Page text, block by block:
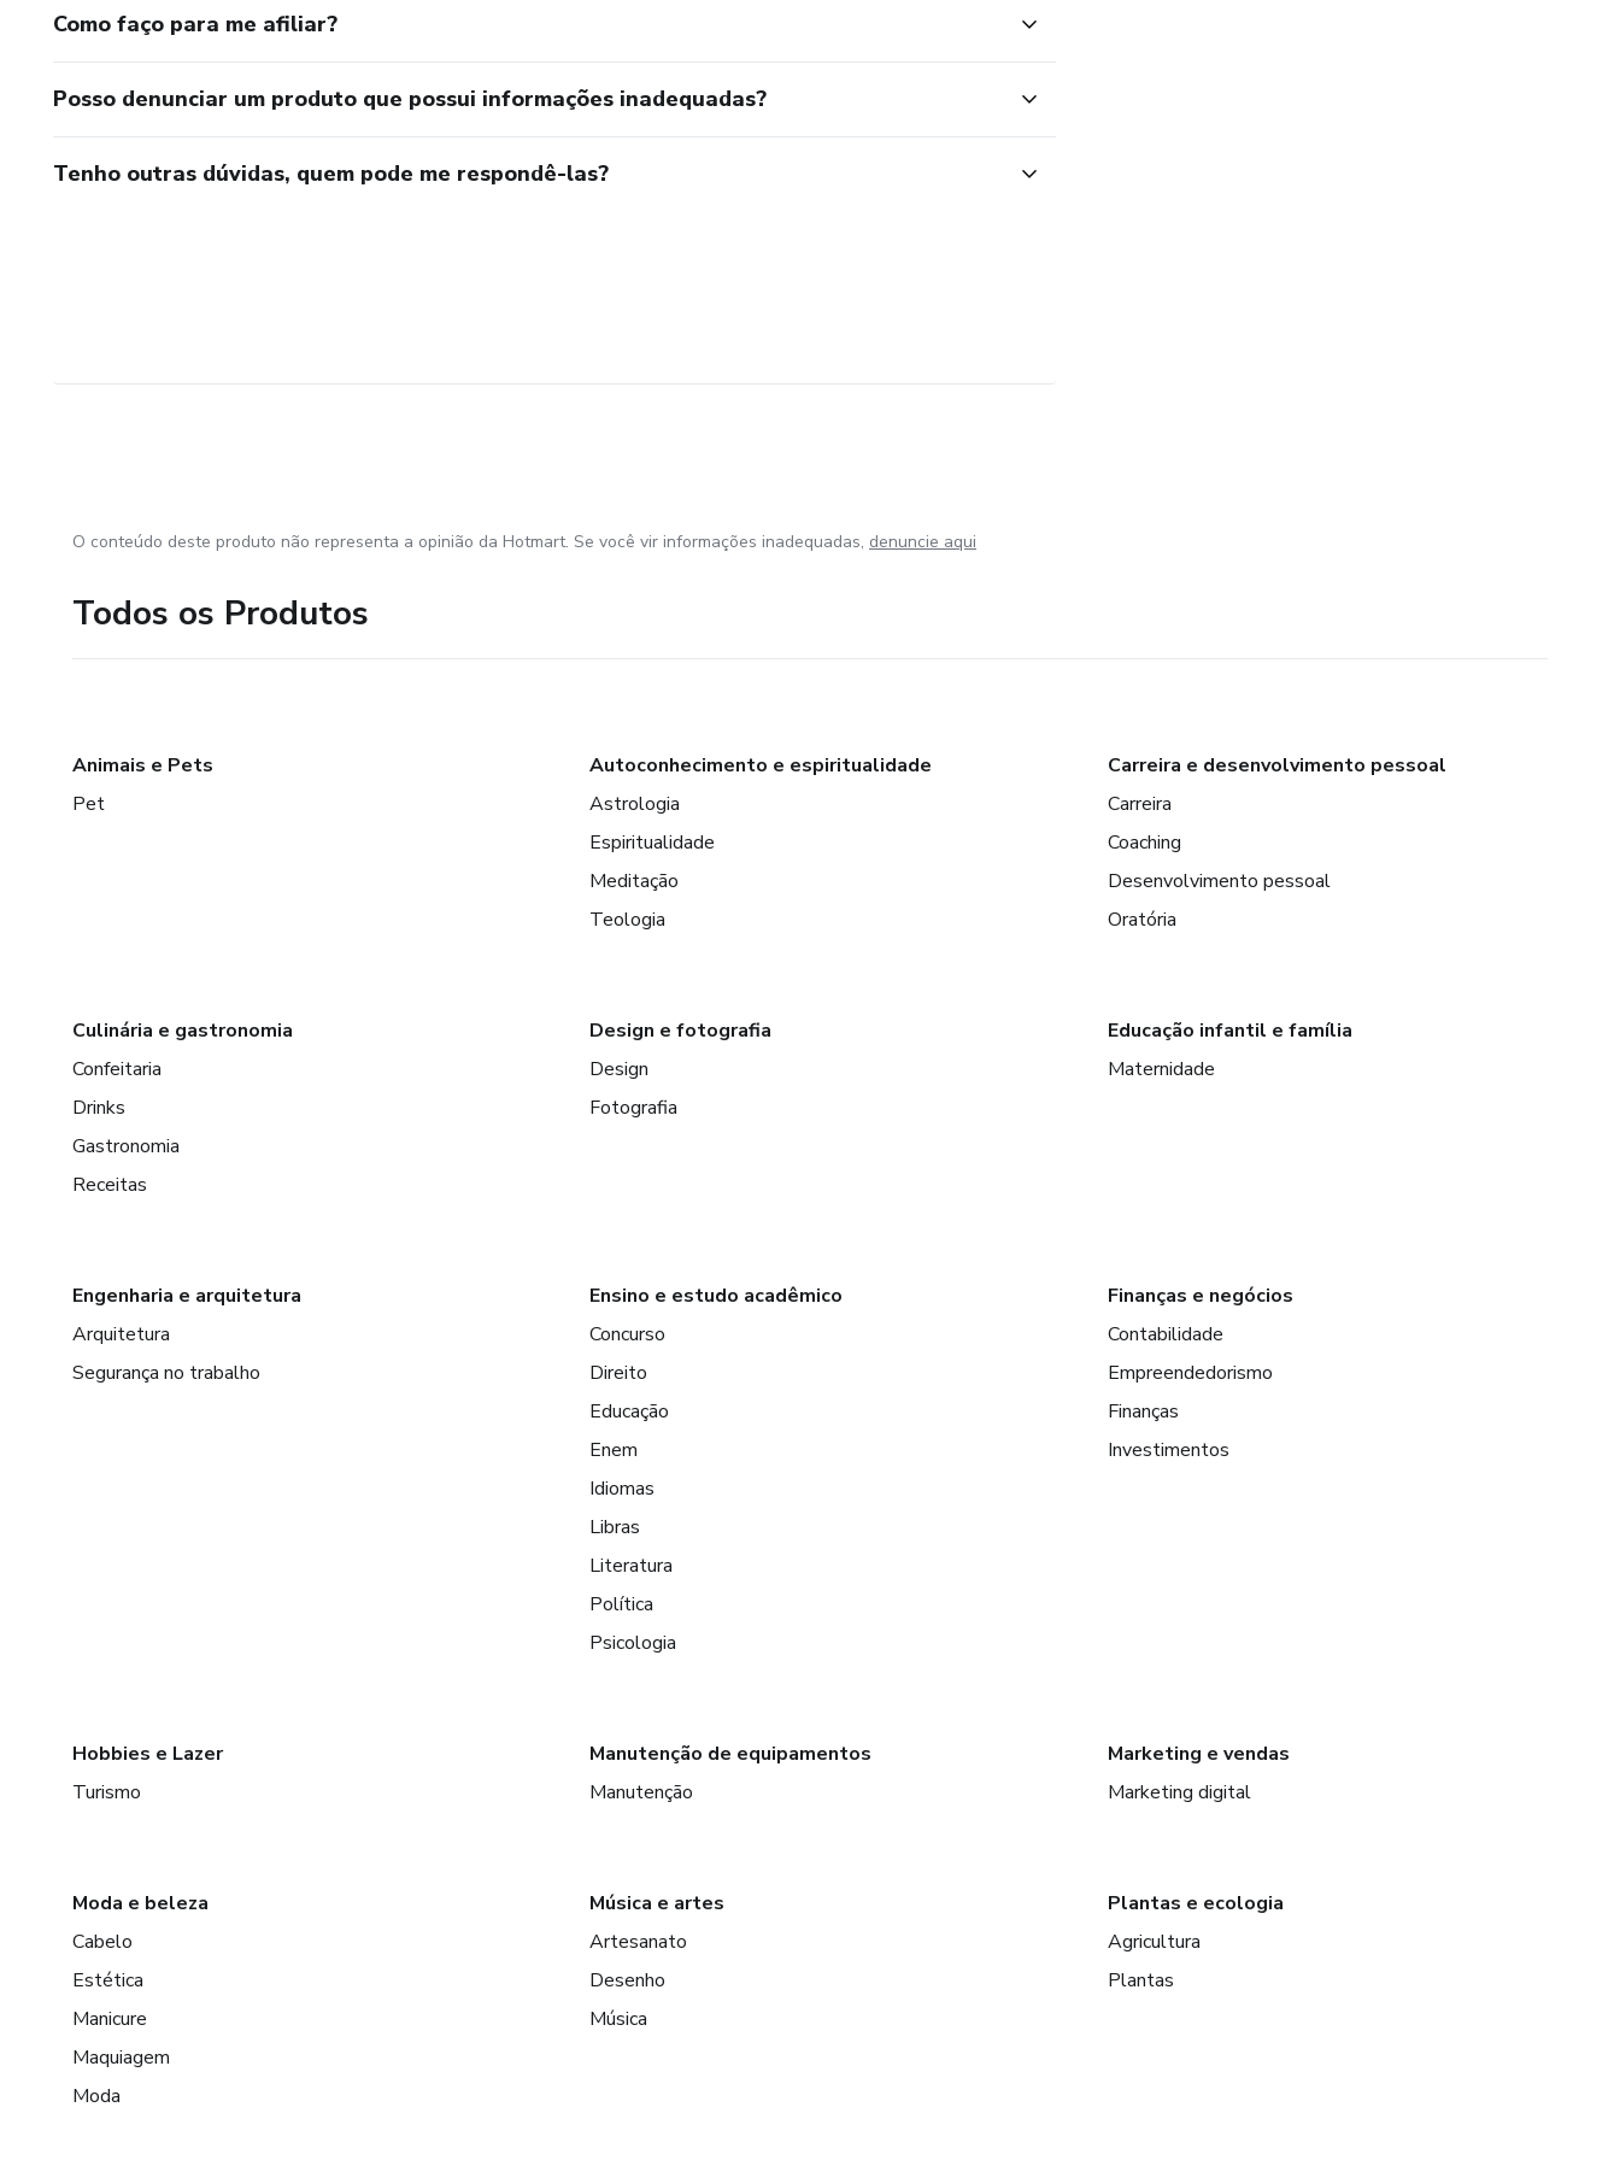
Como faço para me afiliar?
Posso denunciar um produto que possui informações inadequadas?
Tenho outras dúvidas, quem pode me respondê-las?
O conteúdo deste produto não representa a opinião da Hotmart. Se você vir informações inadequadas, denuncie aqui
Todos os Produtos
Animais e Pets
Pet
Autoconhecimento e espiritualidade
Astrologia
Espiritualidade
Meditação
Teologia
Carreira e desenvolvimento pessoal
Carreira
Coaching
Desenvolvimento pessoal
Oratória
Culinária e gastronomia
Confeitaria
Drinks
Gastronomia
Receitas
Design e fotografia
Design
Fotografia
Educação infantil e família
Maternidade
Engenharia e arquitetura
Arquitetura
Segurança no trabalho
Ensino e estudo acadêmico
Concurso
Direito
Educação
Enem
Idiomas
Libras
Literatura
Política
Psicologia
Finanças e negócios
Contabilidade
Empreendedorismo
Finanças
Investimentos
Hobbies e Lazer
Turismo
Manutenção de equipamentos
Manutenção
Marketing e vendas
Marketing digital
Moda e beleza
Cabelo
Estética
Manicure
Maquiagem
Moda
Música e artes
Artesanato
Desenho
Música
Plantas e ecologia
Agricultura
Plantas